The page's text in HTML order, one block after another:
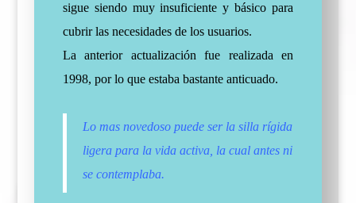
sigue siendo muy insuficiente ybásico para
cubrir las necesidades de los usuarios.
La anterior actualización fue realizada en
1998, por lo que estaba bastante anticuado.
Lo mas novedoso puede ser la silla rígida
ligera para la vida activa, la cual antes ni
se contemplaba.